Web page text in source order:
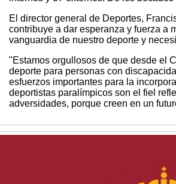
El director general de Deportes,
contribuye a dar esperanza y fuerza a
vanguardia de nuestro deporte y
"Estamos orgullosos de que desde el
deporte para personas con
esfuerzos importantes para la
deportistas paralímpicos son el fiel
adversidades, porque creen en un